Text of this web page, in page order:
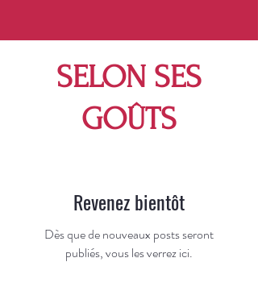
SELON SES
GOÛTS
Revenez bientôt
Dès que de nouveaux posts seront
publiés, vous les verrez ici.